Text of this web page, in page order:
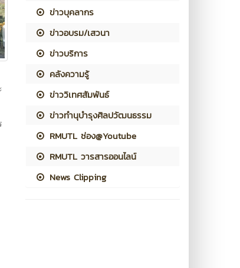
ข่าวบุคลากร
ข่าวอบรม/เสวนา
ข่าวบริการ
คลังความรู้
ข่าววิเทศสัมพันธ์
ข่าวทำนุบำรุงศิลปวัฒนธรรม
RMUTL ช่อง@Youtube
RMUTL วารสารออนไลน์
News Clipping